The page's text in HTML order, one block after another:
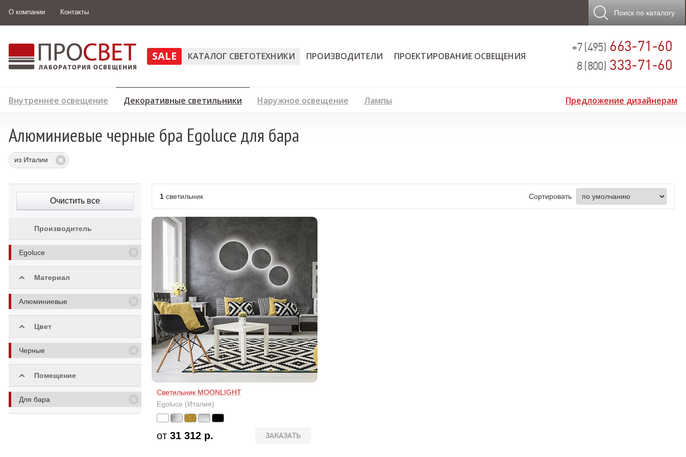
О компании Контакты Поиск по каталогу
+7 (495) 663-71-60
8 (800) 333-71-60
SALE КАТАЛОГ СВЕТОТЕХНИКИ ПРОИЗВОДИТЕЛИ ПРОЕКТИРОВАНИЕ ОСВЕЩЕНИЯ
Внутреннее освещение Декоративные светильники Наружное освещение Лампы Предложение дизайнерам
Алюминиевые черные бра Egoluce для бара
из Италии
1 светильник Сортировать
Светильник MOONLIGHT
Egoluce (Италия)
ЗАКАЗАТЬ
от 31 312 р.
Очистить все
Производитель
Egoluce
Материал
Алюминиевые
Цвет
Черные
Помещение
Для бара